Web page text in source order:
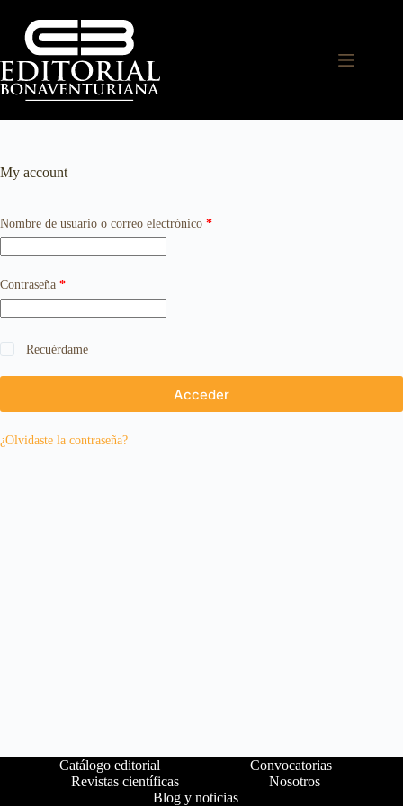
My account
Nombre de usuario o correo electrónico *
Contraseña *
Recuérdame
Acceder
¿Olvidaste la contraseña?
Catálogo editorial
Convocatorias
Revistas científicas
Nosotros
Blog y noticias